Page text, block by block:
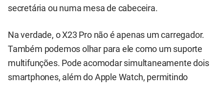
secretária ou numa mesa de cabeceira.
Na verdade, o X23 Pro não é apenas um carregador.
Também podemos olhar para ele como um suporte
multifunções. Pode acomodar simultaneamente dois
smartphones, além do Apple Watch, permitindo